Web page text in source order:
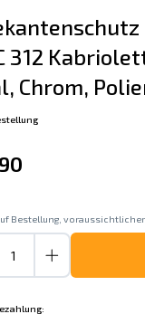
312
Chrom,
Bestellung, voraussichtlicher